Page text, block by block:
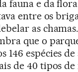
fauna e da
entre os
as
que o
146 espécies de
de 40 tipos